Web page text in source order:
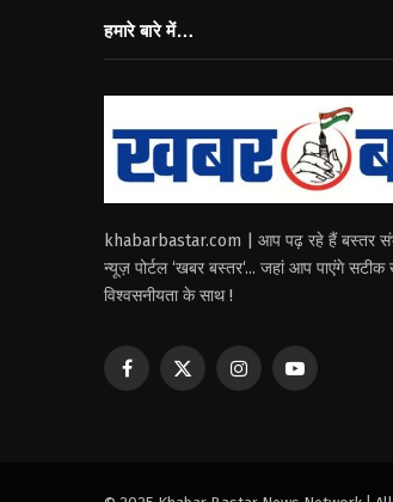
हमारे बारे में…
khabarbastar.com | आप पढ़ रहे हैं बस्तर
न्यूज़ पोर्टल ‘खबर बस्तर‘... जहां आप पाएंगे
विश्वसनीयता के साथ !
Facebook
X
InstagramYouTube